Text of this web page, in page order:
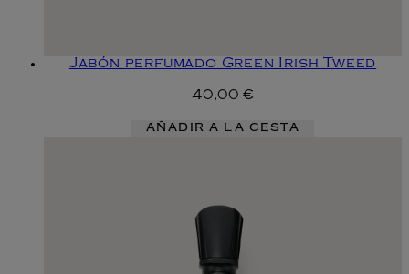
Jabón perfumado Green Irish Tweed
40,00 €
AÑADIR A LA CESTA